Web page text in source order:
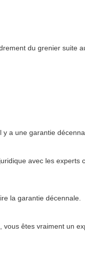
du grenier suite
y a une garantie
avec les experts
la garantie décennale.
vous êtes vraiment un